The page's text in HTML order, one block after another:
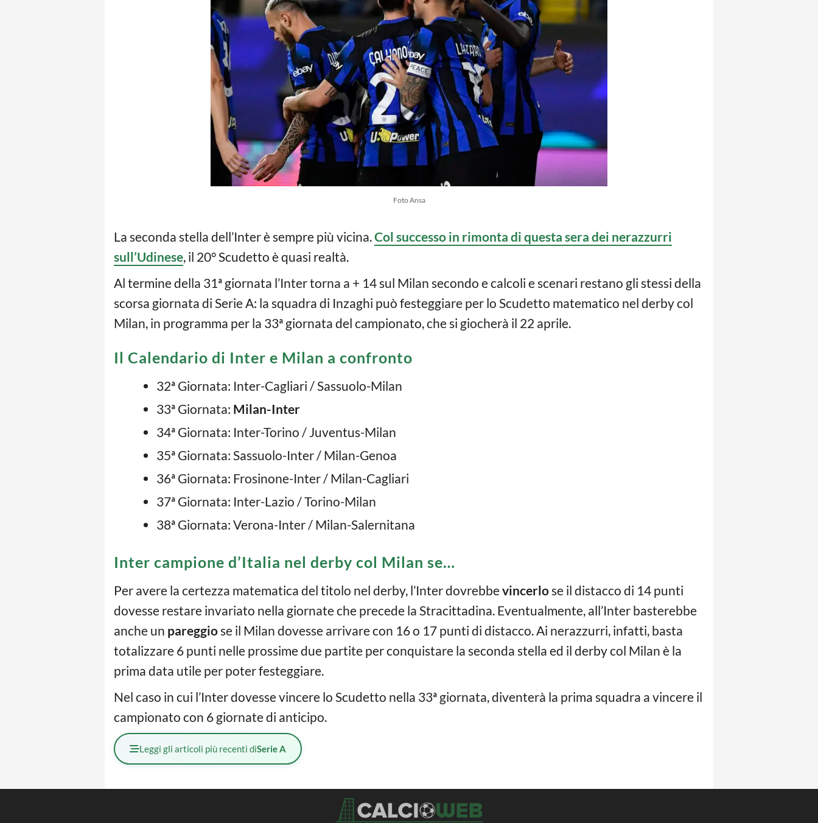
Foto Ansa
La seconda stella dell’Inter è sempre più vicina.Col successo in rimonta di questa sera dei nerazzurri
sull’Udinese, il 20° Scudetto è quasi realtà.
Al termine della 31ª giornata l’Inter torna a + 14 sul Milan secondo e calcoli e scenari restano gli stessi della
scorsa giornata di Serie A: la squadra di Inzaghi può festeggiare per lo Scudetto matematico nel derby col
Milan, in programma per la 33ª giornata del campionato, che si giocherà il 22 aprile.
Il Calendario di Inter e Milan a confronto
32ª Giornata: Inter-Cagliari / Sassuolo-Milan
33ª Giornata: Milan-Inter
34ª Giornata: Inter-Torino / Juventus-Milan
35ª Giornata: Sassuolo-Inter / Milan-Genoa
36ª Giornata: Frosinone-Inter / Milan-Cagliari
37ª Giornata: Inter-Lazio / Torino-Milan
38ª Giornata: Verona-Inter / Milan-Salernitana
Inter campione d’Italia nel derby col Milan se…
Per avere la certezza matematica del titolo nel derby, l’Inter dovrebbevincerlose il distacco di 14 punti
dovesse restare invariato nella giornate che precede la Stracittadina. Eventualmente, all’Inter basterebbe
anche un pareggiose il Milan dovesse arrivare con 16 o 17 punti di distacco. Ai nerazzurri, infatti, basta
totalizzare 6 punti nelle prossime due partite per conquistare la seconda stella ed il derby col Milan è la
prima data utile per poter festeggiare.
Nel caso in cui l’Inter dovesse vincere lo Scudetto nella 33ª giornata, diventerà la prima squadra a vincere il
campionato con 6 giornate di anticipo.
Leggi gli articoli più recenti diSerie A